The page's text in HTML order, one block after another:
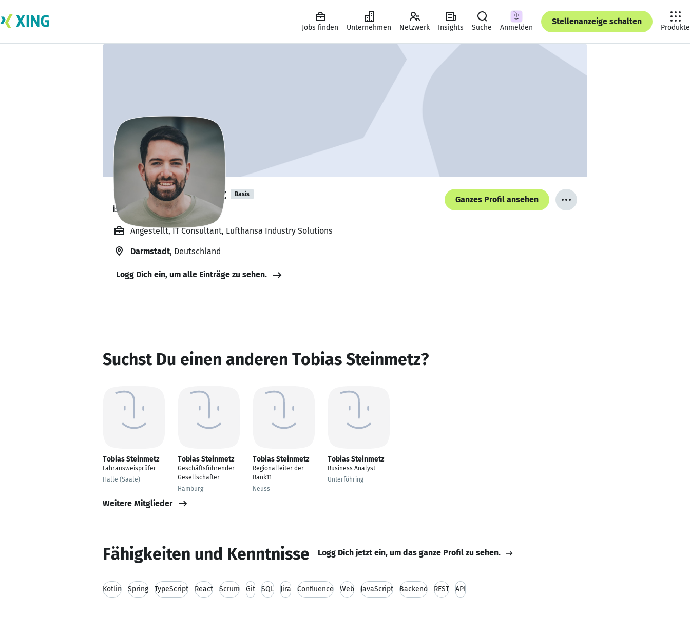
Jobs finden Unternehmen Netzwerk Insights Suche Anmelden
Stellenanzeige schalten
Produkte
Tobias Steinmetz Basis
ist gesund und munter. 🥦
Ganzes Profil ansehen
Angestellt, IT Consultant, Lufthansa Industry Solutions
Darmstadt, Deutschland
Logg Dich ein, um alle Einträge zu sehen.
Suchst Du einen anderen Tobias Steinmetz?
Tobias Steinmetz
Fahrausweisprüfer
Halle (Saale)
Tobias Steinmetz
Geschäftsführender
Gesellschafter
Hamburg
Tobias Steinmetz
Regionalleiter der
Bank11
Neuss
Tobias Steinmetz
Business Analyst
Unterföhring
Weitere Mitglieder
Fähigkeiten und Kenntnisse Logg Dich jetzt ein, um das ganze Profil zu sehen.
Kotlin Spring TypeScript React Scrum Git SQL Jira Confluence Web JavaScript Backend REST API